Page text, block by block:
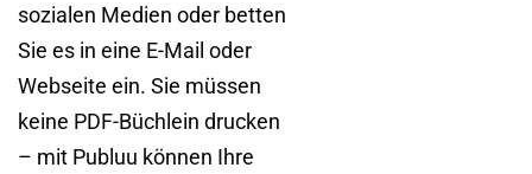
sozialen Medien oder betten
Sie es in eine E-Mail oder
Webseite ein. Sie müssen
keine PDF-Büchlein drucken
– mit Publuu können Ihre